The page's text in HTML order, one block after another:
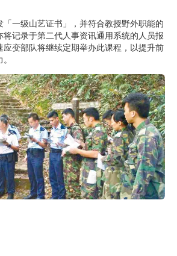
一级山艺证书」，并符合教授野外职能的
记录于第二代人事资讯通用系统的人员报
变部队将继续定期举办此课程，以提升前